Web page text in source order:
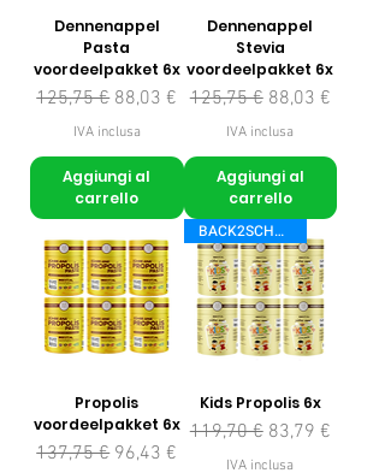
Dennenappel
Pasta
voordeelpakket 6x
Prezzo regolare
125,75 € Prezzo scontato
88,03 €
IVA inclusa
Aggiungi al
carrello
Dennenappel
Stevia
voordeelpakket 6x
Prezzo regolare
125,75 € Prezzo scontato
88,03 €
IVA inclusa
Aggiungi al
carrello
Propolis
voordeelpakket 6x
Prezzo regolare
137,75 € Prezzo scontato
96,43 €
BACK2SCHOOL
Kids Propolis 6x
Prezzo regolare
119,70 € Prezzo scontato
83,79 €
IVA inclusa